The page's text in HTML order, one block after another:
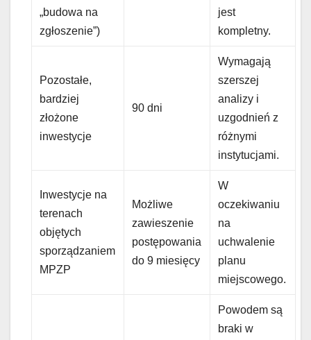
„budowa na
zgłoszenie”)
jest
kompletny.
Pozostałe,
bardziej
złożone
inwestycje
90 dni
Wymagają
szerszej
analizy i
uzgodnień z
różnymi
instytucjami.
Inwestycje na
terenach
objętych
sporządzaniem
MPZP
Możliwe
zawieszenie
postępowania
do 9 miesięcy
W
oczekiwaniu
na
uchwalenie
planu
miejscowego.
Powodem są
braki w